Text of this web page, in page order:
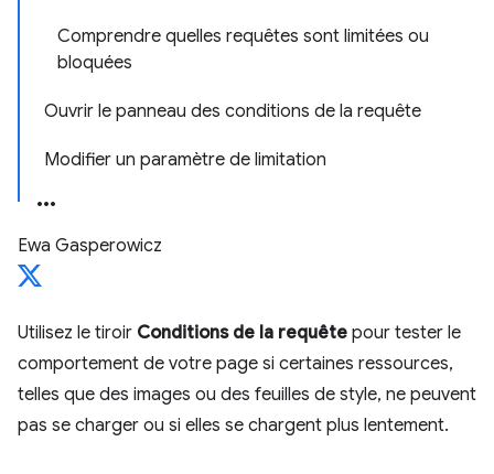
Comprendre quelles requêtes sont limitées ou
bloquées
Ouvrir le panneau des conditions de la requête
Modifier un paramètre de limitation
Ewa Gasperowicz
Utilisez le tiroir Conditions de la requête pour tester le
comportement de votre page si certaines ressources,
telles que des images ou des feuilles de style, ne peuvent
pas se charger ou si elles se chargent plus lentement.